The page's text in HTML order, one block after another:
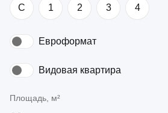
C 1 2 3 4
Евроформат
Видовая квартира
Площадь, м²